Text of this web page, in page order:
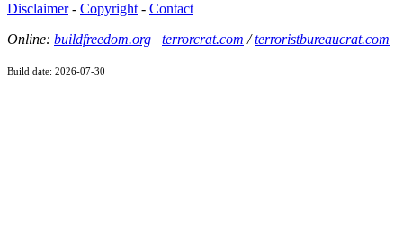
Disclaimer- Copyright - Contact
Online: buildfreedom.org | terrorcrat.com /terroristbureaucrat.com
Build date: 2026-07-30